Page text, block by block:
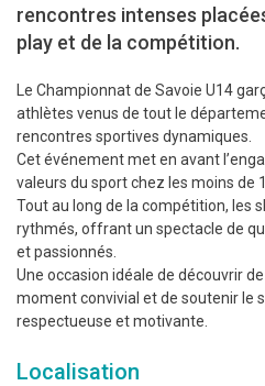
rencontres intenses
play et de la compétition.
Le Championnat de Savoie U14
athlètes venus de tout le
rencontres sportives dynamiques.
Cet événement met en avant
valeurs du sport chez les moins de
Tout au long de la compétition, les
rythmés, offrant un spectacle de
et passionnés.
Une occasion idéale de découvrir
moment convivial et de soutenir le
respectueuse et motivante.
Localisation